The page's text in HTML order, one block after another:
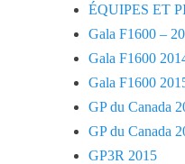
ÉQUIPES ET
Gala F1600 –
Gala F1600
Gala F1600
GP du Canada
GP du Canada
GP3R 2015